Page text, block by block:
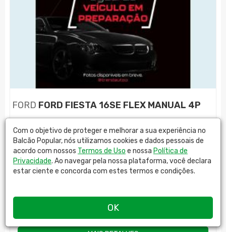
FORD FORD FIESTA 16SE FLEX MANUAL 4P
Comb.
FLEX PRATA
Ano
2017
KM
45800
R$53.890,00
Com o objetivo de proteger e melhorar a sua experiência no
Balcão Popular, nós utilizamos cookies e dados pessoais de
acordo com nossos Termos de Uso e nossa Política de
Privacidade. Ao navegar pela nossa plataforma, você declara
estar ciente e concorda com estes termos e condições.
OK